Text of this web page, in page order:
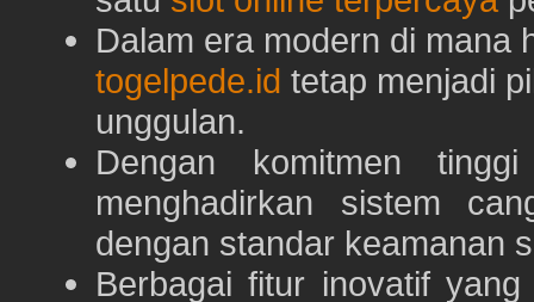
Dalam era modern di mana
togelpede.id tetap menjadi
unggulan.
Dengan komitmen
menghadirkan sistem
dengan standar keamanan
Berbagai fitur inovatif